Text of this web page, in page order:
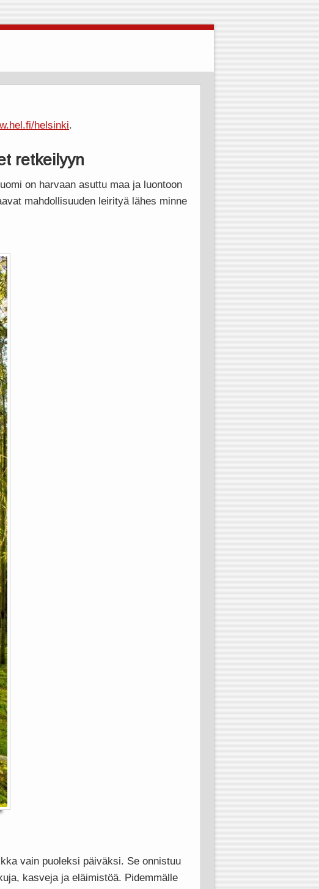
helsinki.
retkeilyyn
on harvaan asuttu maa ja luontoon
mahdollisuuden leirityä lähes minne
vain puoleksi päiväksi. Se onnistuu
kasveja ja eläimistöä. Pidemmälle